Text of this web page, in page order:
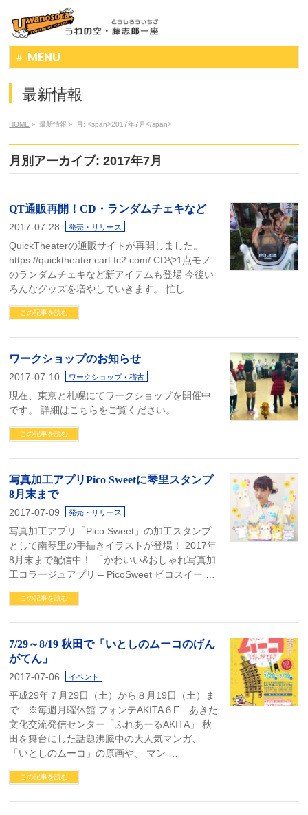
MENU
最新情報
HOME » 最新情報 » 月: <span>2017年7月</span>
月別アーカイブ: 2017年7月
QT通販再開！CD・ランダムチェキなど
2017-07-28 発売・リリース
QuickTheaterの通販サイトが再開しました。
https://quicktheater.cart.fc2.com/ CDや1点モノ
のランダムチェキなど新アイテムも登場 今後い
ろんなグッズを増やしていきます。 忙し …
この記事を読む
ワークショップのお知らせ
2017-07-10 ワークショップ・稽古
現在、東京と札幌にてワークショップを開催中
です。 詳細はこちらをご覧ください。
この記事を読む
写真加工アプリPico Sweetに琴里スタンプ
8月末まで
2017-07-09 発売・リリース
写真加工アプリ「Pico Sweet」の加工スタンプ
として南琴里の手描きイラストが登場！ 2017年
8月末まで配信中！ 「かわいい&おしゃれ写真加
工コラージュアプリ – PicoSweet ピコスイー …
この記事を読む
7/29～8/19 秋田で「いとしのムーコのげん
がてん」
2017-07-06 イベント
平成29年７月29日（土）から８月19日（土）ま
で ※毎週月曜休館 フォンテAKITA６F あきた
文化交流発信センター「ふれあーるAKITA」 秋
田を舞台にした話題沸騰中の大人気マンガ、
「いとしのムーコ」の原画や、 マン …
この記事を読む